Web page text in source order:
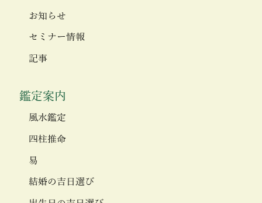
お知らせ
セミナー情報
記事
鑑定案内
風水鑑定
四柱推命
易
結婚の吉日選び